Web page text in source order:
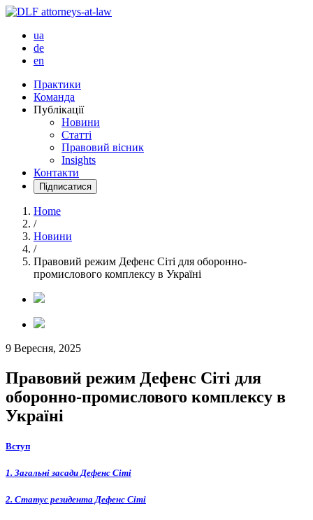
ua
de
en
Практики
Команда
Публікації
Новини
Статті
Правовий вісник
Insights
Контакти
Підписатися
Home
/
Новини
/
Правовий режим Дефенс Сіті для оборонно-
промислового комплексу в Україні
9 Вересня, 2025
Правовий режим Дефенс Сіті для
оборонно-промислового комплексу в
Україні
Вступ
1. Загальні засади Дефенс Сіті
2. Статус резидента Дефенс Сіті